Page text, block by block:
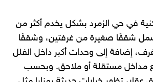
في حي الزمرد بشكل يخدم أكثر من
شققًا صغيرة من غرفتين، وشققًا
من 3 إلى 4 غرف، إضافة إلى وحدات أكبر داخل الفلل
غرف مع مداخل مستقلة أو ملاحق. وبحسب